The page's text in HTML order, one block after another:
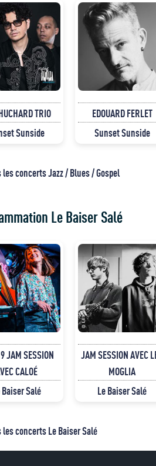
TRIO
Sunside
EDOUARD FERLET
Sunset Sunside
concerts Jazz / Blues / Gospel
Le Baiser Salé
JAM SESSION
CALOÉ
Baiser Salé
JAM SESSION AVEC
MOGLIA
Le Baiser Salé
concerts Le Baiser Salé